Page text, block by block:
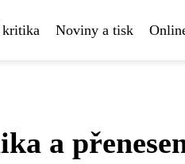
Noviny a tisk
a